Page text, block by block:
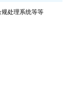
规处理系统等等